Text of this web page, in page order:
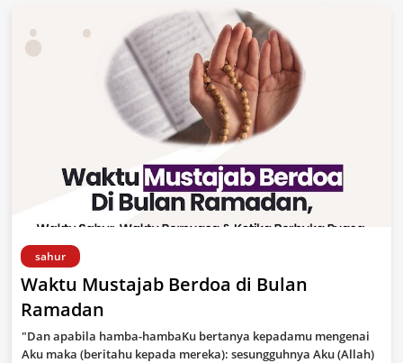
sahur
Waktu Mustajab Berdoa di Bulan
Ramadan
"Dan apabila hamba-hambaKu bertanya kepadamu mengenai
Aku maka (beritahu kepada mereka): sesungguhnya Aku (Allah)